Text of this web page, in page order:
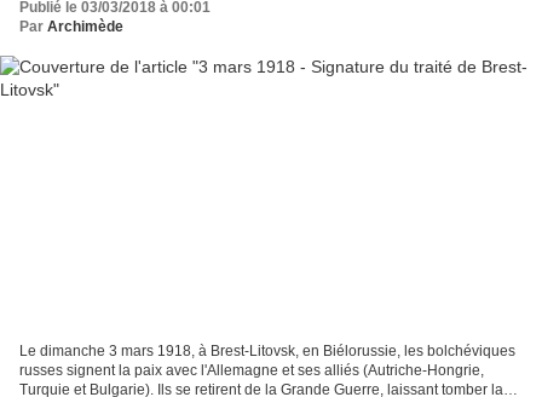
Publié le 03/03/2018 à 00:01
Par Archimède
Le dimanche 3 mars 1918, à Brest-Litovsk, en Biélorussie, les bolchéviques
russes signent la paix avec l'Allemagne et ses alliés (Autriche-Hongrie,
Turquie et Bulgarie). Ils se retirent de la Grande Guerre, laissant tomber la